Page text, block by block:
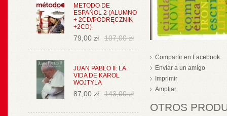
METODO DE
ESPAŃOL 2 (ALUMNO
+ 2CD/PODRĘCZNIK
+2CD)
79,00 zł 107,00 zł
JUAN PABLO II: LA
VIDA DE KAROL
WOJTYLA
87,00 zł 143,00 zł
Compartir en Facebook
Enviar a un amigo
Imprimir
Ampliar
OTROS